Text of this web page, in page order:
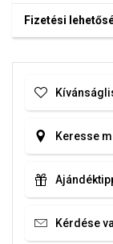
Fizetési
Keresse
Kérdése